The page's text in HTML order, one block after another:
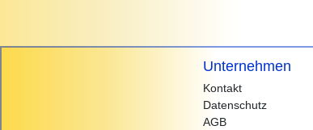
Unternehmen
Kontakt
Datenschutz
AGB